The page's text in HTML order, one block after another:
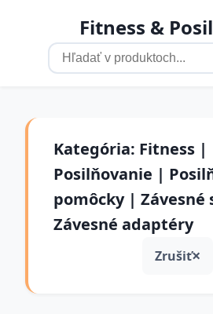
Fitness &
Kategória: Fitness |
Posilňovanie |
pomôcky | Závesné
Závesné adaptéry
Zrušiť